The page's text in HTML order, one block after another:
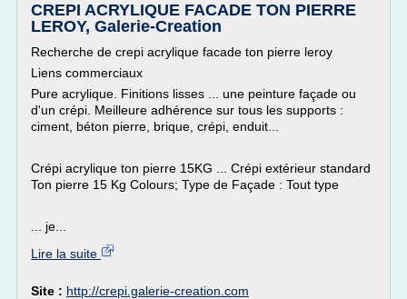
CREPI ACRYLIQUE FACADE TON PIERRE
LEROY, Galerie-Creation
Recherche de crepi acrylique facade ton pierre leroy
Liens commerciaux
Pure acrylique. Finitions lisses ... une peinture façade ou
d'un crépi. Meilleure adhérence sur tous les supports :
ciment, béton pierre, brique, crépi, enduit...
Crépi acrylique ton pierre 15KG ... Crépi extérieur standard
Ton pierre 15 Kg Colours; Type de Façade : Tout type
... je...
Lire la suite
Site : http://crepi.galerie-creation.com